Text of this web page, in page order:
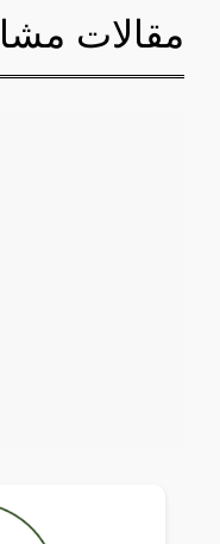
مقالات